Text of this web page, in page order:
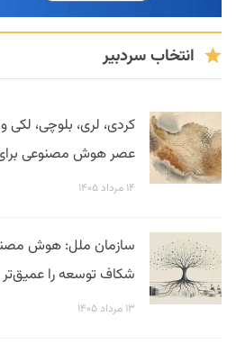
انتخاب سردبیر
کردی، لری، بلوچی، لکی
عصر هوش مصنوعی برای
۱۴ مرداد ۱۴۰۵
سازمان ملل: هوش
شکاف توسعه را
۱۳ مرداد ۱۴۰۵